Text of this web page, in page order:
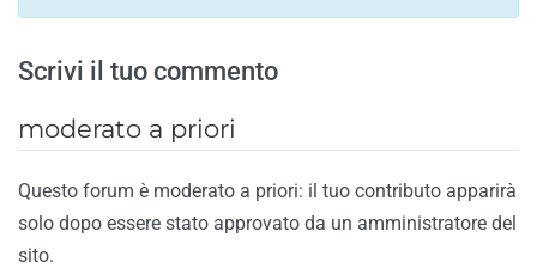
Scrivi il tuo commento
moderato a priori
Questo forum è moderato a priori: il tuo contributo apparirà
solo dopo essere stato approvato da un amministratore del
sito.